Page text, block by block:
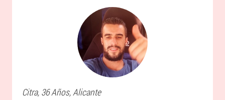
Citra, 36 Años,Alicante